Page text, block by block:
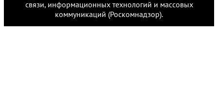
связи, информационных технологий и массовых
коммуникаций (Роскомнадзор).